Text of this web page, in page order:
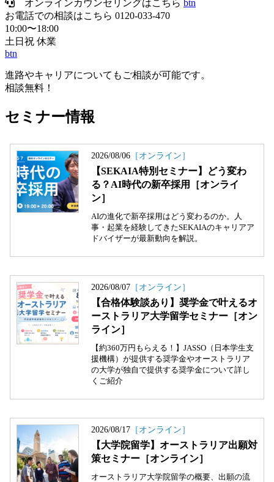
オンラインカウンセリングはこちら btn
お電話での相談はこちら 0120-033-470
10:00〜18:00
土日祝 休業
btn
進路やキャリアについてもご相談が可能です。
相談無料！
セミナー情報